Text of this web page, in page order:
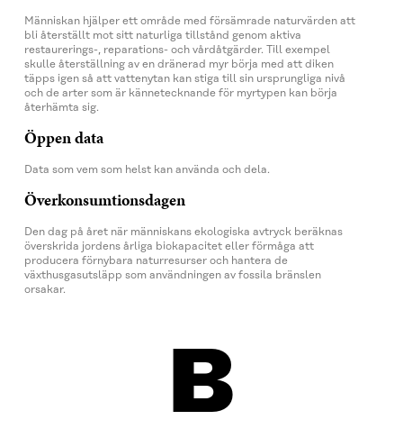
Människan hjälper ett område med försämrade naturvärden att
bli återställt mot sitt naturliga tillstånd genom aktiva
restaurerings-, reparations- och vårdåtgärder. Till exempel
skulle återställning av en dränerad myr börja med att diken
täpps igen så att vattenytan kan stiga till sin ursprungliga nivå
och de arter som är kännetecknande för myrtypen kan börja
återhämta sig.
Öppen data
Data som vem som helst kan använda och dela.
Överkonsumtionsdagen
Den dag på året när människans ekologiska avtryck beräknas
överskrida jordens årliga biokapacitet eller förmåga att
producera förnybara naturresurser och hantera de
växthusgasutsläpp som användningen av fossila bränslen
orsakar.
B